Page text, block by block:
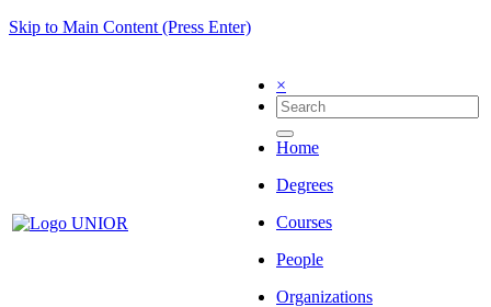
Skip to Main Content (Press Enter)
×
Home
Degrees
Courses
People
Organizations